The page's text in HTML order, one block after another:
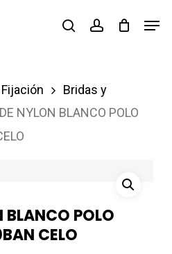
buscaraccount
Bridas y
NYLON BLANCO POLO
BLANCO POLO
CELO